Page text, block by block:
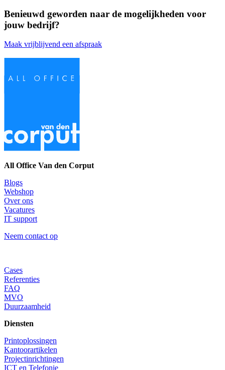
Benieuwd geworden naar de mogelijkheden voor
jouw bedrijf?
Maak vrijblijvend een afspraak
All Office Van den Corput
Blogs
Webshop
Over ons
Vacatures
IT support
Neem contact op
Cases
Referenties
FAQ
MVO
Duurzaamheid
Diensten
Printoplossingen
Kantoorartikelen
Projectinrichtingen
ICT en Telefonie